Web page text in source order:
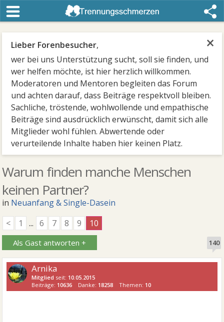
×
Lieber Forenbesucher,
wer bei uns Unterstützung sucht, soll sie finden, und
wer helfen möchte, ist hier herzlich willkommen.
Moderatoren und Mentoren begleiten das Forum
und achten darauf, dass Beiträge respektvoll bleiben.
Sachliche, tröstende, wohlwollende und empathische
Beiträge sind ausdrücklich erwünscht, damit sich alle
Mitglieder wohl fühlen. Abwertende oder
verurteilende Inhalte haben hier keinen Platz.
Warum finden manche Menschen
keinen Partner?
in Neuanfang & Single-Dasein
<
1 ... 6 7 8 9 10
Als Gast antworten + 140
Arnika
Mitglied seit: 10.05.2015
Beiträge: 10636 Danke: 18258 Themen: 10